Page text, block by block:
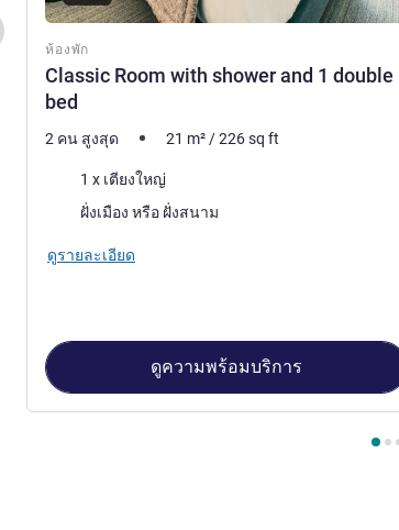
ก่อนหน้า - ห้องพัก
ห้องพัก
Classic Room with shower and 1 double
bed
2 คน สูงสุด 21 m² /226sq ft
เครื่องนอน
1 x เตียงใหญ่
ฝั่งเมือง หรือ ฝั่งสนาม
ดูรายละเอียด
ดูความพร้อมบริการ